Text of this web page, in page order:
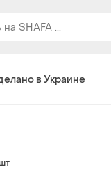
в Украине